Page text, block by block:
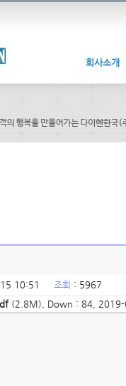
회사소개
15 10:51 조회 : 5967
(2.8M), Down : 84,